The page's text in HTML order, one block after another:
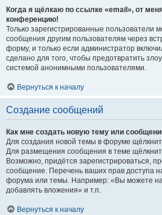
Когда я щёлкаю по ссылке «email», от
конференцию!
Только зарегистрированные пользователи
сообщения другим пользователям через
форму, и только если администратор
сделано для того, чтобы предотвратить
системой анонимными пользователями.
Вернуться к началу
Создание сообщений
Как мне создать новую тему или
Для создания новой темы в форуме
Для размещения сообщения в теме
Возможно, придётся зарегистрироваться,
сообщение. Перечень ваших прав доступа
форума или темы. Например: «Вы можете
добавлять вложения» и т.п.
Вернуться к началу